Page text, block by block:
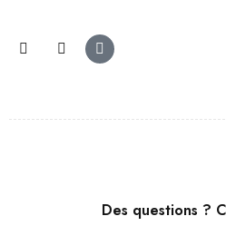
Des questions ?